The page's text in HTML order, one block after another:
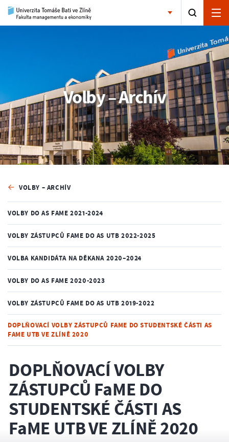
Volby – Archív
VOLBY – ARCHÍV
VOLBY DO AS FAME 2021-2024
VOLBY ZÁSTUPCŮ FAME DO AS UTB 2022-2025
VOLBA KANDIDÁTA NA DĚKANA 2020–2024
VOLBY DO AS FAME 2020-2023
VOLBY ZÁSTUPCŮ FAME DO AS UTB 2019-2022
DOPLŇOVACÍ VOLBY ZÁSTUPCŮ FAME DO STUDENTSKÉ ČÁSTI AS
FAME UTB VE ZLÍNĚ 2020
DOPLŇOVACÍ VOLBY
ZÁSTUPCŮ FaME DO
STUDENTSKÉ ČÁSTI AS
FaME UTB VE ZLÍNĚ 2020